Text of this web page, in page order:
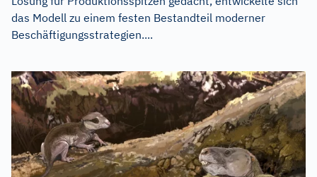
das Modell zu einem festen Bestandteil moderner
Beschäftigungsstrategien....